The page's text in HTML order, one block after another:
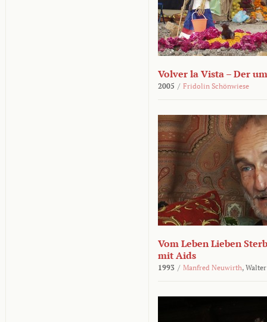
Volver la Vista – Der
2005 / Fridolin Schönwiese
Vom Leben Lieben
mit Aids
1993 / Manfred Neuwirth,